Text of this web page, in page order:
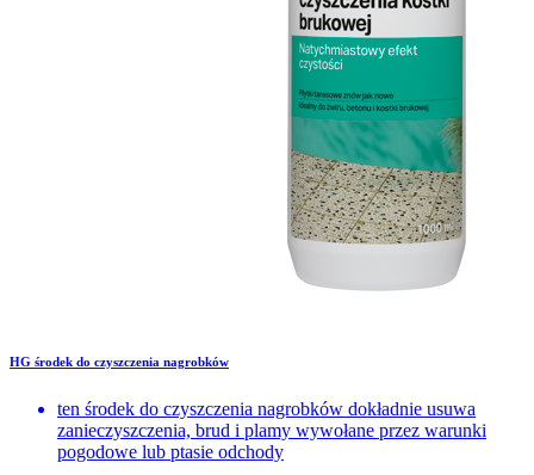
HG środek do czyszczenia nagrobków
ten środek do czyszczenia nagrobków dokładnie usuwa
zanieczyszczenia, brud i plamy wywołane przez warunki
pogodowe lub ptasie odchody